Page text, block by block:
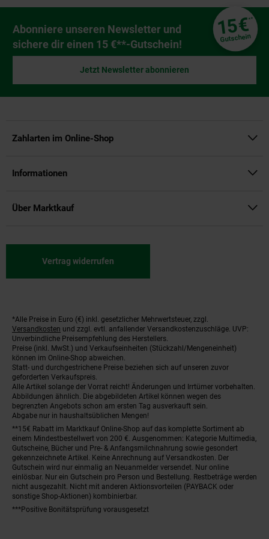
Newsletter Anmeldung
Abonniere unseren Newsletter und
sichere dir einen 15 €**-Gutschein!
15€**
Gutschein
Jetzt Newsletter abonnieren
Zahlarten im Online-Shop
Informationen
Über Marktkauf
Vertrag widerrufen
Fußnoten
*Alle Preise in Euro (€) inkl. gesetzlicher Mehrwertsteuer, zzgl.
Versandkosten und zzgl. evtl. anfallender Versandkostenzuschläge. UVP:
Unverbindliche Preisempfehlung des Herstellers.
Preise (inkl. MwSt.) und Verkaufseinheiten (Stückzahl/Mengeneinheit)
können im Online-Shop abweichen.
Statt- und durchgestrichene Preise beziehen sich auf unseren zuvor
geforderten Verkaufspreis.
Alle Artikel solange der Vorrat reicht! Änderungen und Irrtümer vorbehalten.
Abbildungen ähnlich. Die abgebildeten Artikel können wegen des
begrenzten Angebots schon am ersten Tag ausverkauft sein.
Abgabe nur in haushaltsüblichen Mengen!
**15€ Rabatt im Marktkauf Online-Shop auf das komplette Sortiment ab
einem Mindestbestellwert von 200 €. Ausgenommen: Kategorie Multimedia,
Gutscheine, Bücher und Pre- & Anfangsmilchnahrung sowie gesondert
gekennzeichnete Artikel. Keine Anrechnung auf Versandkosten. Der
Gutschein wird nur einmalig an Neuanmelder versendet. Nur online
einlösbar. Nur ein Gutschein pro Person und Bestellung. Restbeträge werden
nicht ausgezahlt. Nicht mit anderen Aktionsvorteilen (PAYBACK oder
sonstige Shop-Aktionen) kombinierbar.
***Positive Bonitätsprüfung vorausgesetzt